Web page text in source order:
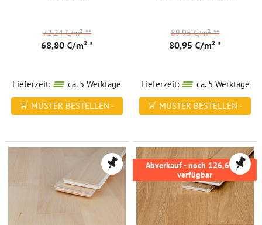
68,80 €/m² *
72,24 €/m²**
Lieferzeit:
ca. 5 Werktage
MUSTER BESTELLEN -
80,95 €/m² *
89,95 €/m²**
Lieferzeit:
ca. 5 Werktage
MUSTER BESTELLEN -
Abverkauf - noch 126,69m²
verfügbar